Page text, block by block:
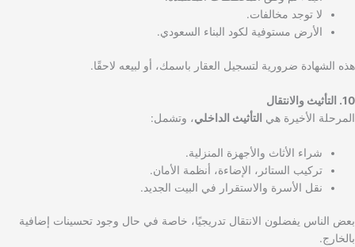
لا توجد مخالفات.
الأرض مستوفية لكود البناء السعودي.
هذه الشهادة ضرورية لتسجيل العقار باسمك، أو لبيعه لاحقًا.
10. التأثيث والانتقال
المرحلة الأخيرة هي التأثيث الداخلي، وتشمل:
شراء الأثاث والأجهزة المنزلية.
تركيب الستائر، الإضاءة، أنظمة الأمان.
نقل الأسرة والاستقرار في البيت الجديد.
بعض الناس يفضلون الانتقال تدريجيًا، خاصة في حال وجود تحسينات إضافية
بالخارج.